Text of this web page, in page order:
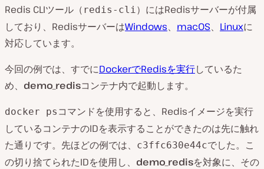
Redis CLIツール（ redis-cli ）にはRedisサーバーが付属
しており、RedisサーバーはWindows、 macOS、 Linuxに
対応しています。
今回の例では、すでにDockerでRedisを実行しているた
め、 demo_redisコンテナ内で起動します。
docker ps コマンドを使用すると、Redisイメージを実行
しているコンテナのIDを表示することができたのは先に触れ
た通りです。先ほどの例では、
c3ffc630e44cでした。こ
の切り捨てられたIDを使用し、 demo_redisを対象に、その